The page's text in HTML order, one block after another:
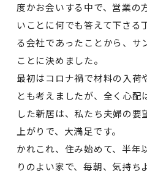
度かお会いする中で、営業の
いことに何でも答えて下さる
る会社であったことから、サ
ことに決めました。
最初はコロナ禍で材料の入荷
とも考えましたが、全く心配
した新居は、私たち夫婦の
上がりで、大満足です。
かれこれ、住み始めて、半年
りのよい家で、毎朝、気持ち